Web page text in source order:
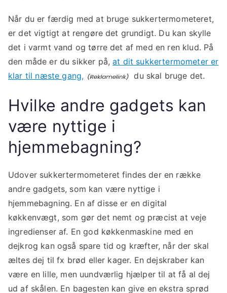
Når du er færdig med at bruge sukkertermometeret,
er det vigtigt at rengøre det grundigt. Du kan skylle
det i varmt vand og tørre det af med en ren klud. På
den måde er du sikker på,at dit sukkertermometer er
klar til næste gang,
du skal bruge det.
Hvilke andre gadgets kan
være nyttige i
hjemmebagning?
Udover sukkertermometeret findes der en række
andre gadgets, som kan være nyttige i
hjemmebagning. En af disse er en digital
køkkenvægt, som gør det nemt og præcist at veje
ingredienser af. En god køkkenmaskine med en
dejkrog kan også spare tid og kræfter, når der skal
æltes dej til fx brød eller kager. En dejskraber kan
være en lille, men uundværlig hjælper til at få al dej
ud af skålen. En bagesten kan give en ekstra sprød